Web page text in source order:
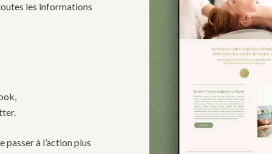
les informations
passer à l’action plus